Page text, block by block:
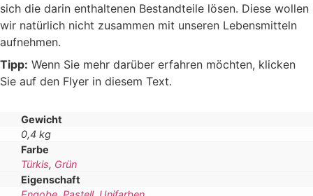
sich die darin enthaltenen Bestandteile lösen. Diese wollen
wir natürlich nicht zusammen mit unseren Lebensmitteln
aufnehmen.
Tipp: Wenn Sie mehr darüber erfahren möchten, klicken
Sie auf den Flyer in diesem Text.
Gewicht
0,4 kg
Farbe
Türkis, Grün
Eigenschaft